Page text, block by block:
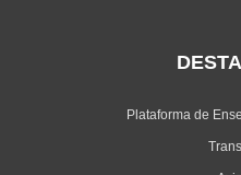
Plataforma de